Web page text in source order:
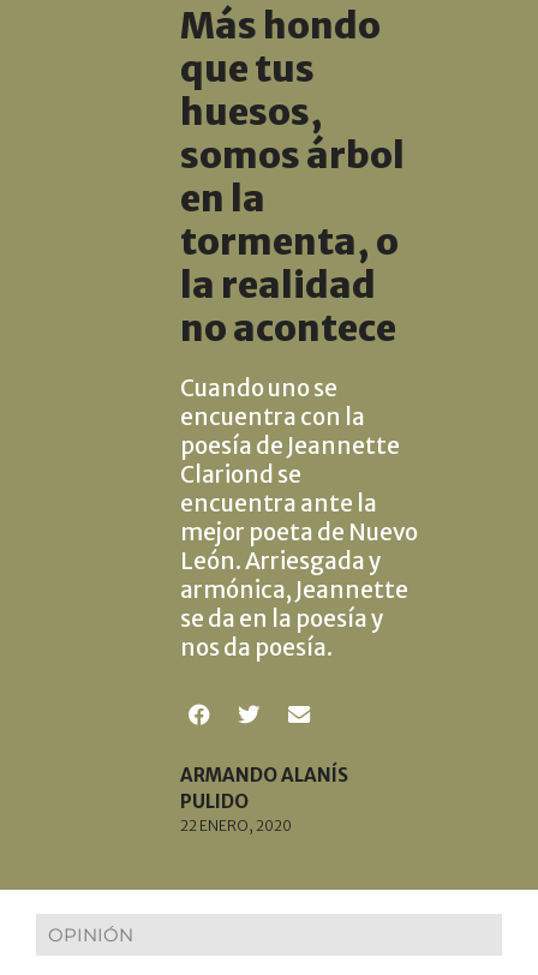
Más hondo
que tus
huesos,
somos árbol
en la
tormenta, o
la realidad
no acontece
Cuando uno se
encuentra con la
poesía de Jeannette
Clariond se
encuentra ante la
mejor poeta de Nuevo
León. Arriesgada y
armónica, Jeannette
se da en la poesía y
nos da poesía.
ARMANDO ALANÍS
PULIDO
22 ENERO, 2020
OPINIÓN